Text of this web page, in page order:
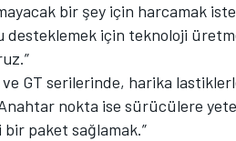
bir şey için harcamak
desteklemek için teknoloji
ve GT serilerinde, harika
nokta ise sürücülere
paket sağlamak.”